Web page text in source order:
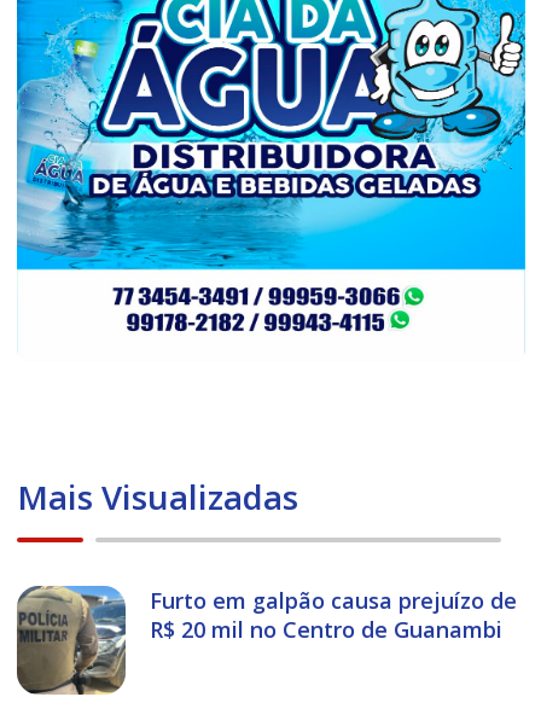
Mais Visualizadas
Furto em galpão causa prejuízo de
R$ 20 mil no Centro de Guanambi